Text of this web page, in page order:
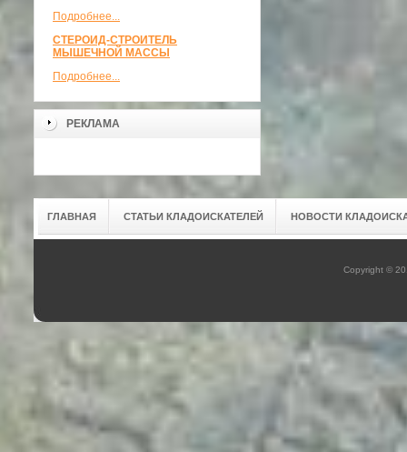
Подробнее...
СТЕРОИД-СТРОИТЕЛЬ
МЫШЕЧНОЙ МАССЫ
Подробнее...
РЕКЛАМА
ГЛАВНАЯ СТАТЬИ КЛАДОИСКАТЕЛЕЙ НОВОСТИ
Copyright ©